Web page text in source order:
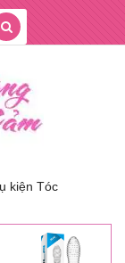
kiện Tóc